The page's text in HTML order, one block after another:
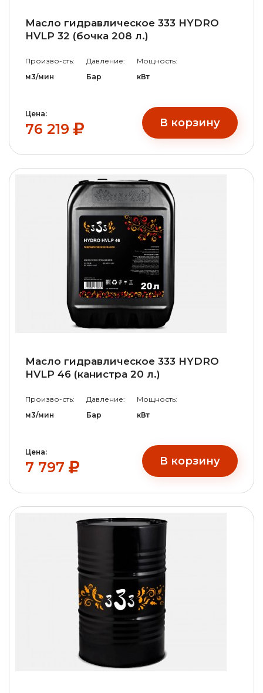
Масло гидравлическое 333 HYDRO
HVLP 32 (бочка 208 л.)
Произво-сть:
м3/мин
Давление:
Бар
Мощность:
кВт
Цена:
76 219 В корзину
Масло гидравлическое 333 HYDRO
HVLP 46 (канистра 20 л.)
Произво-сть:
м3/мин
Давление:
Бар
Мощность:
кВт
Цена:
7 797 В корзину